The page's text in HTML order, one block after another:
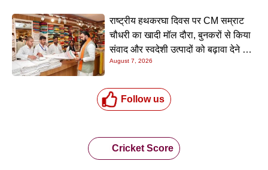
राष्ट्रीय हथकरघा दिवस पर CM सम्राट
चौधरी का खादी मॉल दौरा, बुनकरों से किया
संवाद और स्वदेशी उत्पादों को बढ़ावा देने की
अपील
August 7, 2026
Follow us
Cricket Score